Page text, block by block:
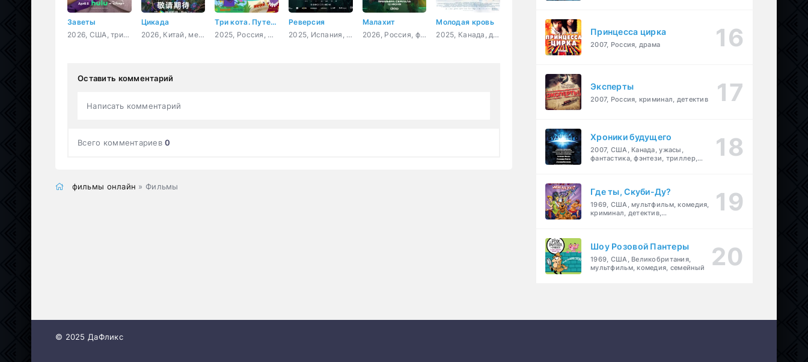
Заветы
2026, США, триллер, драма
Цикада
2026, Китай, мелодрама
Три кота. Путешествие во времени
2025, Россия, мультфильм, детский
Реверсия
2025, Испания, Доминикана, триллер, детектив
Малахит
2026, Россия, фэнтези, приключения, семейный
Молодая кровь
2025, Канада, драма, мелодрама, спорт
Оставить комментарий
Написать комментарий
Всего комментариев0
фильмы онлайн » Фильмы
Принцесса цирка
2007, Россия, драма
Эксперты
2007, Россия, криминал, детектив
Хроники будущего
2007, США, Канада, ужасы,
фантастика, фэнтези, триллер,
Где ты, Скуби-Ду?
1969, США, мультфильм, комедия,
криминал, детектив,
Шоу Розовой Пантеры
1969, США, Великобритания,
мультфильм, комедия, семейный
© 2025 ДаФликс